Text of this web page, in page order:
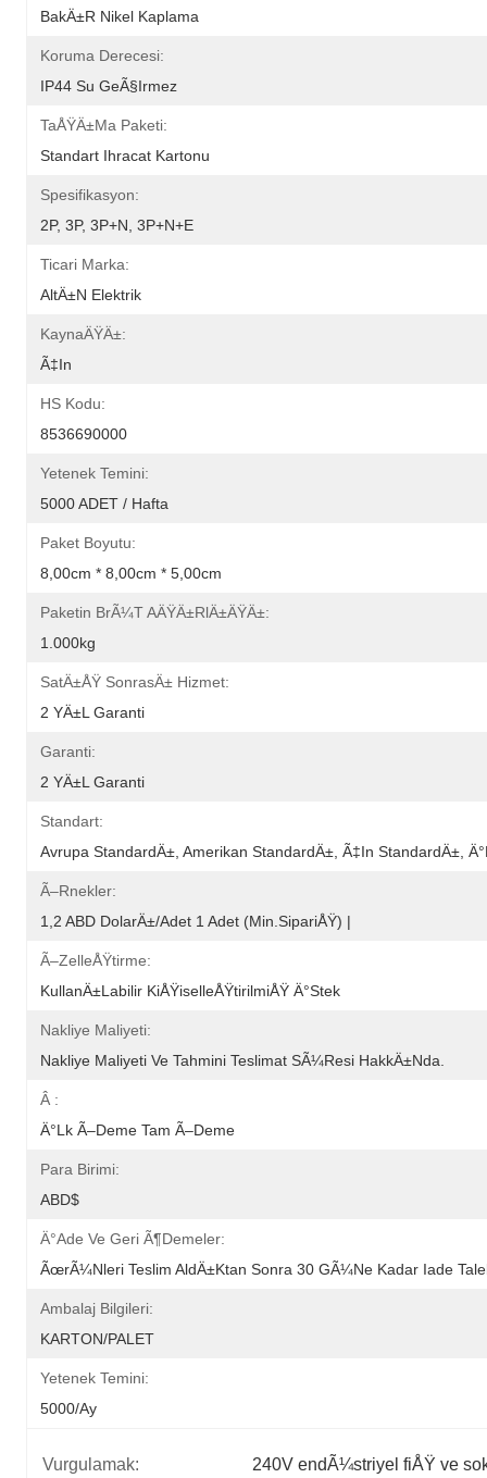
BakÄ±r Nikel Kaplama
Koruma Derecesi:
IP44 Su GeÃ§irmez
TaÅŸÄ±ma Paketi:
Standart Ihracat Kartonu
Spesifikasyon:
2P, 3P, 3P+N, 3P+N+E
Ticari Marka:
AltÄ±n Elektrik
KaynaÄŸÄ±:
Ã‡in
HS Kodu:
8536690000
Yetenek Temini:
5000 ADET / Hafta
Paket Boyutu:
8,00cm * 8,00cm * 5,00cm
Paketin BrÃ¼t AÄŸÄ±rlÄ±ÄŸÄ±:
1.000kg
SatÄ±ÅŸ SonrasÄ± Hizmet:
2 YÄ±l Garanti
Garanti:
2 YÄ±l Garanti
Standart:
Avrupa StandardÄ±, Amerikan StandardÄ±, Ã‡in StandardÄ±,
Ã–Rnekler:
1,2 ABD DolarÄ±/Adet 1 Adet (Min.SipariÅŸ) |
Ã–ZelleÅŸtirme:
KullanÄ±labilir KiÅŸiselleÅŸtirilmiÅŸ Ä°stek
Nakliye Maliyeti:
Nakliye Maliyeti Ve Tahmini Teslimat SÃ¼resi HakkÄ±nda.
Â :
Ä°lk Ã–Deme Tam Ã–Deme
Para Birimi:
ABD$
Ä°ade Ve Geri Ã¶demeler:
ÃœrÃ¼nleri Teslim AldÄ±ktan Sonra 30 GÃ¼ne Kadar Iade
Ambalaj Bilgileri:
KARTON/PALET
Yetenek Temini:
5000/ay
Vurgulamak: 240V endÃ¼striyel fiÅŸ ve